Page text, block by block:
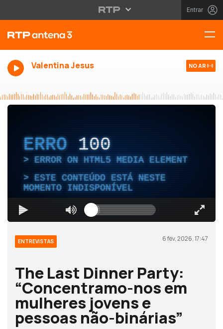
Entrar
Valentina Jesus NO AR
ERRO 100
ERROR ON HTML5 MEDIA ELEMENT
ESTE CONTEÚDO ESTÁ NESTE
MOMENTO INDISPONÍVEL
ENTREVISTAS 6 fev, 2026, 17:47
The Last Dinner Party:
“Concentramo-nos em
mulheres jovens e
pessoas não-binárias”